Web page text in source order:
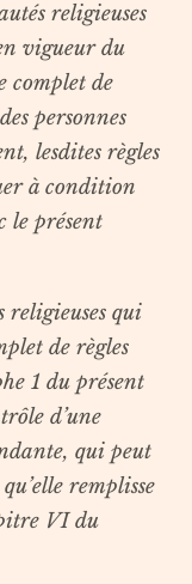
religieuses
vigueur du
complet de
personnes
lesdites règles
à condition
le présent
religieuses qui
de règles
1 du présent
d’une
qui peut
remplisse
VI du